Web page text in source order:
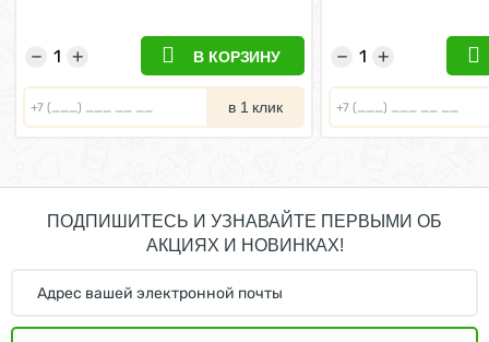
+
− В КОРЗИНУ
в 1 клик
+
−
ПОДПИШИТЕСЬ И УЗНАВАЙТЕ ПЕРВЫМИ ОБ
АКЦИЯХ И НОВИНКАХ!